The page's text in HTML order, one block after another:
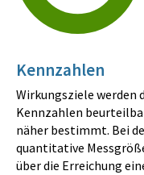
Kennzahlen
Wirkungsziele werden
Kennzahlen
näher bestimmt. Bei
quantitative
über die Erreichung